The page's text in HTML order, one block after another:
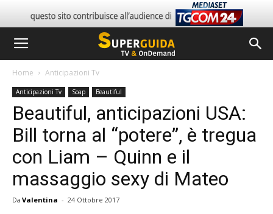
Home Anticipazioni Tv
Anticipazioni Tv Soap Beautiful
Beautiful, anticipazioni USA:
Bill torna al “potere”, è tregua
con Liam – Quinn e il
massaggio sexy di Mateo
Da Valentina - 24 Ottobre 2017